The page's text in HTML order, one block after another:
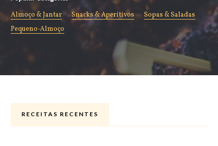
Almoço & Jantar Snacks & Aperitivos
Sopas & Saladas
Pequeno-Almoço
RECEITAS RECENTES